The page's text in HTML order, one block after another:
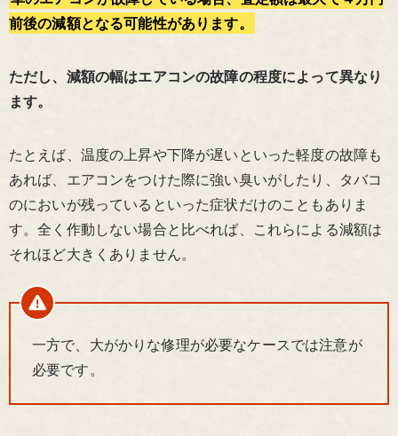
前後の減額となる可能性があります。
ただし、減額の幅はエアコンの故障の程度によって異なり
ます。
たとえば、温度の上昇や下降が遅いといった軽度の故障も
あれば、エアコンをつけた際に強い臭いがしたり、タバコ
のにおいが残っているといった症状だけのこともありま
す。全く作動しない場合と比べれば、これらによる減額は
それほど大きくありません。
一方で、大がかりな修理が必要なケースでは注意が
必要です。